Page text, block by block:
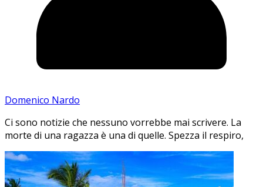
Domenico Nardo
Ci sono notizie che nessuno vorrebbe mai scrivere. La
morte di una ragazza è una di quelle. Spezza il respiro,